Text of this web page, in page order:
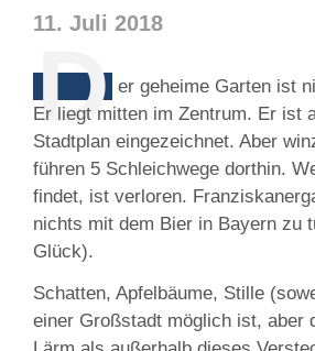
11. Juli 2018
D er geheime Garten ist
Er liegt mitten im Zentrum. Er ist
Stadtplan eingezeichnet. Aber
führen 5 Schleichwege dorthin.
findet, ist verloren.
nichts mit dem Bier in Bayern zu
Glück).
Schatten, Apfelbäume, Stille
einer Großstadt möglich ist, aber